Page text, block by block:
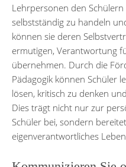
Lehrpersonen den
selbstständig zu handeln
können sie deren
ermutigen, Verantwortung
übernehmen. Durch die
Pädagogik können Schüler
lösen, kritisch zu denken
Dies trägt nicht nur zur
Schüler bei, sondern
eigenverantwortliches